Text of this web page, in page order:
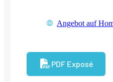
Angebot auf
PDF Exposé